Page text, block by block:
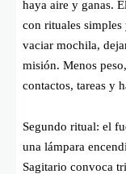
haya aire y ganas. El
con rituales
vaciar mochila,
misión. Menos
contactos, tareas y
Segundo ritual: el
una lámpara
Sagitario convoca